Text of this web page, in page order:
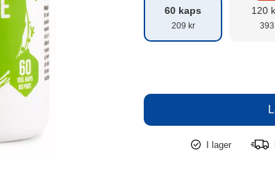
60 kaps
209 kr
120
I lager